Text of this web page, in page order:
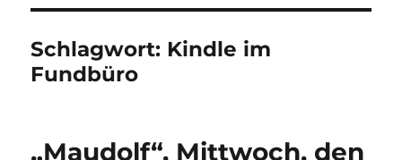
Schlagwort: Kindle im
Fundbüro
„Maudolf“, Mittwoch, den